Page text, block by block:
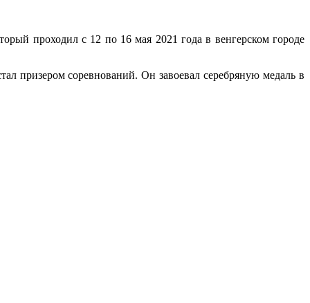
проходил с 12 по 16 мая 2021 года в венгерском городе
призером соревнований. Он завоевал серебряную медаль в